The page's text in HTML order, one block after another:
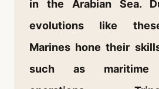
in the Arabian Sea.
evolutions like
Marines hone their
such as maritime